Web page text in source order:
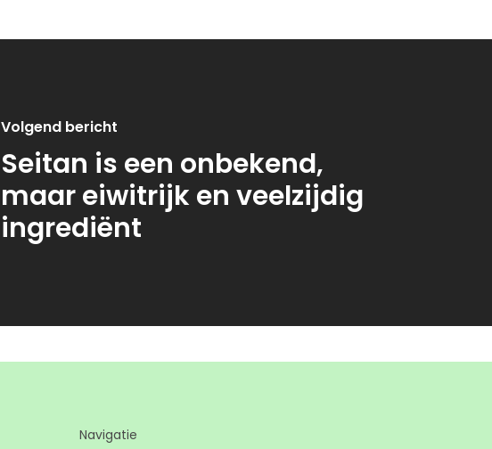
Volgend bericht
Seitan is een onbekend,
maar eiwitrijk en veelzijdig
ingrediënt
Navigatie